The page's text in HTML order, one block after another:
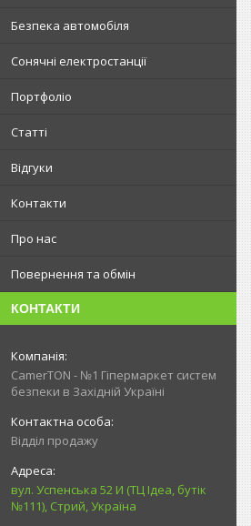
Безпека автомобіля
Сонячні електростанції
Портфоліо
Статті
Відгуки
Контакти
Про нас
Повернення та обмін
КОНТАКТИ
CamerTON - №1 Гіпермаркет систем
безпеки в Західній Україні
Відділ продажу
вул. Успенська 52 И (ТЦ Ідеа, бутік
№111), Стрий, Україна